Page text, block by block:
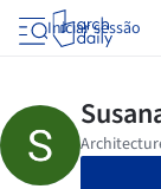
Iniciar sessão